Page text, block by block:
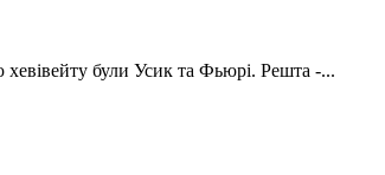
були Усик та Фьюрі. Решта -...